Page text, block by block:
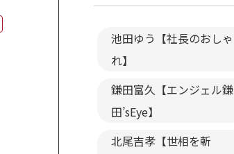
池田ゆう【社長のおしゃ
れ】
鎌田富久【エンジェル鎌
田’sEye】
北尾吉孝【世相を斬